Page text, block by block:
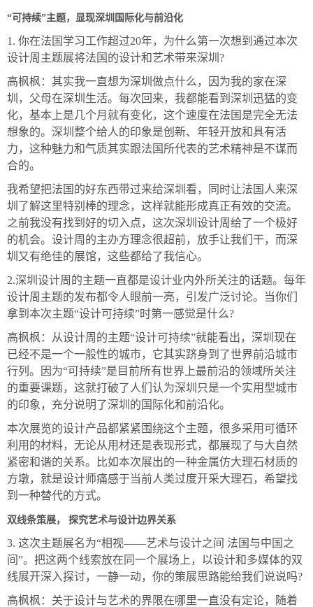
“可持续”主题，显现深圳国际化与前沿化
1. 你在法国学习工作超过20年，为什么第一次想到通过本次
设计周主题展将法国的设计和艺术带来深圳?
高枫枫：其实我一直想为深圳做点什么，因为我的家在深
圳，父母在深圳生活。每次回来，我都能看到深圳迅猛的变
化，基本上是几个月就有变化，这个速度在法国是完全无法
想象的。深圳整个给人的印象是创新、年轻开放和具有活
力，这种魅力和气质其实跟法国所代表的艺术精神是不谋而
合的。
我希望把法国的好东西带过来给深圳看，同时让法国人来深
圳了解这里特别棒的理念，这样就能形成真正有效的交流。
之前我没有找到好的切入点，这次深圳设计周给了一个极好
的机会。设计周的主办方理念很超前，放手让我们干，而深
圳又有绝佳的展馆，这些都给了我信心。
2.深圳设计周的主题一直都是设计业内外所关注的话题。每年
设计周主题的发布都令人眼前一亮，引发广泛讨论。当你们
拿到本次主题“设计可持续”时第一感觉是什么?
高枫枫：从设计周的主题“设计可持续”就能看出，深圳现在
已经不是一个一般性的城市，它其实跻身到了世界前沿城市
行列。因为“可持续”是目前所有世界上最前沿的领域所关注
的重要课题，这就打破了人们认为深圳只是一个实用型城市
的印象，充分说明了深圳的国际化和前沿化。
本次展览的设计产品都紧紧围绕这个主题，很多采用可循环
利用的材料，无论从用材还是表现形式，都展现了与大自然
紧密和谐的关系。比如本次展出的一种金属仿大理石材质的
方墩，就是设计师痛感于当前人类过度开采大理石，希望找
到一种替代的方式。
双线条策展， 探究艺术与设计边界关系
3. 这次主题展名为“相视——艺术与设计之间 法国与中国之
间”。把这两个线索放在同一个展场上，以设计和多媒体的双
线展开深入探讨，一静一动，你的策展思路能给我们说说吗?
高枫枫：关于设计与艺术的界限在哪里一直没有定论，随着